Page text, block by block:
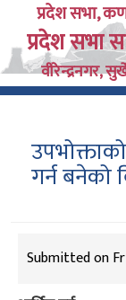
main
content
प्रदेश सभा,
प्रदेश सभा
वीरेन्द्रनगर,
गर्न
Submitted on